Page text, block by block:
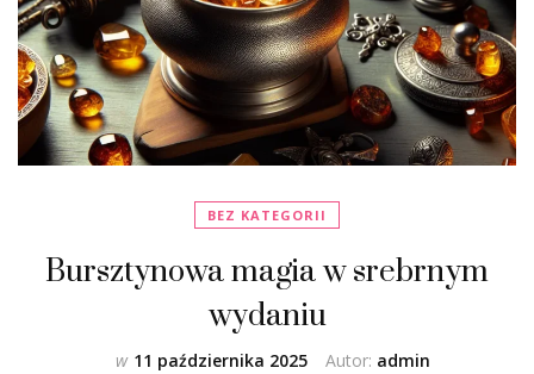
BEZ KATEGORII
Bursztynowa magia w srebrnym
wydaniu
Autor: admin
w 11 października 2025